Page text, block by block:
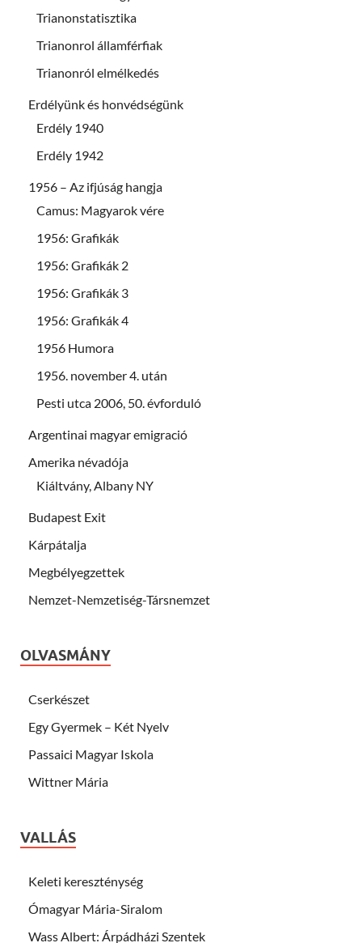
Trianonstatisztika
Trianonrol államférfiak
Trianonról elmélkedés
Erdélyünk és honvédségünk
Erdély 1940
Erdély 1942
1956 – Az ifjúság hangja
Camus: Magyarok vére
1956: Grafikák
1956: Grafikák 2
1956: Grafikák 3
1956: Grafikák 4
1956 Humora
1956. november 4. után
Pesti utca 2006, 50. évforduló
Argentinai magyar emigració
Amerika névadója
Kiáltvány, Albany NY
Budapest Exit
Kárpátalja
Megbélyegzettek
Nemzet-Nemzetiség-Társnemzet
OLVASMÁNY
Cserkészet
Egy Gyermek – Két Nyelv
Passaici Magyar Iskola
Wittner Mária
VALLÁS
Keleti kereszténység
Ómagyar Mária-Siralom
Wass Albert: Árpádházi Szentek